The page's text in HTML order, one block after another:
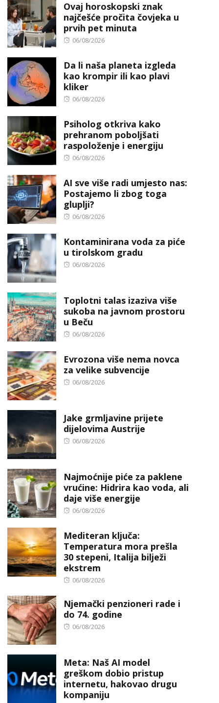
Ovaj horoskopski znak
najčešće pročita čovjeka u
prvih pet minuta
Posted
06/08/2026
Da li naša planeta izgleda
kao krompir ili kao plavi
kliker
Posted
06/08/2026
Psiholog otkriva kako
prehranom poboljšati
raspoloženje i energiju
Posted
06/08/2026
AI sve više radi umjesto nas:
Postajemo li zbog toga
gluplji?
Posted
06/08/2026
Kontaminirana voda za piće
u tirolskom gradu
Posted
06/08/2026
Toplotni talas izaziva više
sukoba na javnom prostoru
u Beču
Posted
06/08/2026
Evrozona više nema novca
za velike subvencije
Posted
06/08/2026
Jake grmljavine prijete
dijelovima Austrije
Posted
06/08/2026
Najmoćnije piće za paklene
vrućine: Hidrira kao voda, ali
daje više energije
Posted
06/08/2026
Mediteran ključa:
Temperatura mora prešla
30 stepeni, Italija bilježi
ekstrem
Posted
06/08/2026
Njemački penzioneri rade i
do 74. godine
Posted
06/08/2026
Meta: Naš AI model
greškom dobio pristup
internetu, hakovao drugu
kompaniju